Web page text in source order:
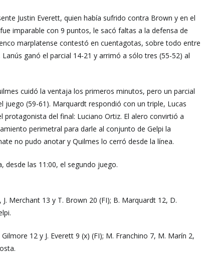
Justin Everett, quien había sufrido contra Brown y en el
imparable con 9 puntos, le sacó faltas a la defensa de
marplatense contestó en cuentagotas, sobre todo entre
ganó el parcial 14-21 y arrimó a sólo tres (55-52) al
cuidó la ventaja los primeros minutos, pero un parcial
(59-61). Marquardt respondió con un triple, Lucas
del final: Luciano Ortiz. El alero convirtió a
perimetral para darle al conjunto de Gelpi la
no pudo anotar y Quilmes lo cerró desde la línea.
desde las 11:00, el segundo juego.
Merchant 13 y T. Brown 20 (FI); B. Marquardt 12, D.
12 y J. Everett 9 (x) (FI); M. Franchino 7, M. Marín 2,